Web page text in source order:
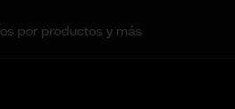
por productos y más